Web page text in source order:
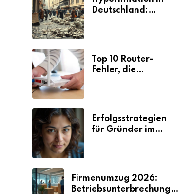
Deutschland:
Top 10 Router-
Fehler, die
Erfolgsstrategien
für Gründer im
Firmenumzug 2026:
Betriebsunterbrechungen